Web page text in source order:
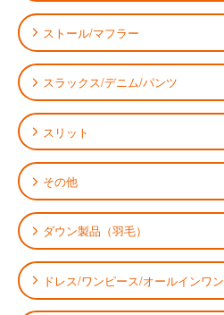
ストール/マフラー
スラックス/デニム/パンツ
スリット
その他
ダウン製品（羽毛）
ドレス/ワンピース/オールインワン